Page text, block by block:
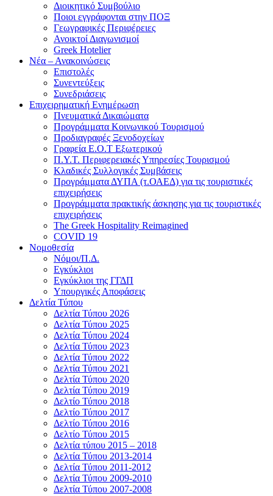
Διοικητικό Συμβούλιο
Ποιοι εγγράφονται στην ΠΟΞ
Γεωγραφικές Περιφέρειες
Ανοικτοί Διαγωνισμoί
Greek Hotelier
Νέα – Ανακοινώσεις
Επιστολές
Συνεντεύξεις
Συνεδριάσεις
Επιχειρηματική Ενημέρωση
Πνευματικά Δικαιώματα
Προγράμματα Κοινωνικού Τουρισμού
Προδιαγραφές Ξενοδοχείων
Γραφεία Ε.Ο.Τ Εξωτερικού
Π.Υ.Τ. Περιφερειακές Υπηρεσίες Τουρισμού
Κλαδικές Συλλογικές Συμβάσεις
Προγράμματα ΔΥΠΑ (τ.ΟΑΕΔ) για τις τουριστικές
επιχειρήσεις
Προγράμματα πρακτικής άσκησης για τις τουριστικές
επιχειρήσεις
The Greek Hospitality Reimagined
COVID 19
Νομοθεσία
Νόμοι/Π.Δ.
Εγκύκλιοι
Εγκύκλιοι της ΓΓΔΠ
Υπουργικές Αποφάσεις
Δελτία Τύπου
Δελτία Τύπου 2026
Δελτία Τύπου 2025
Δελτία Τύπου 2024
Δελτία Τύπου 2023
Δελτία Τύπου 2022
Δελτία Τύπου 2021
Δελτία Τύπου 2020
Δελτία Τύπου 2019
Δελτίο Τύπου 2018
Δελτίο Τύπου 2017
Δελτίο Τύπου 2016
Δελτίο Τύπου 2015
Δελτία τύπου 2015 – 2018
Δελτία Τύπου 2013-2014
Δελτία Τύπου 2011-2012
Δελτία Τύπου 2009-2010
Δελτία Τύπου 2007-2008